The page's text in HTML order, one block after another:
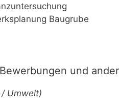
Baugrube
und
/ Umwelt)